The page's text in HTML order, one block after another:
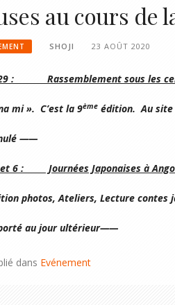
au cours de
SHOJI 23 AOÛT 2020
: Rassemblement sous les
mi ». C’est la 9ème édition. Au site
——
et 6 : Journées Japonaises à
photos, Ateliers, Lecture contes
au jour ultérieur——
dans Evénement